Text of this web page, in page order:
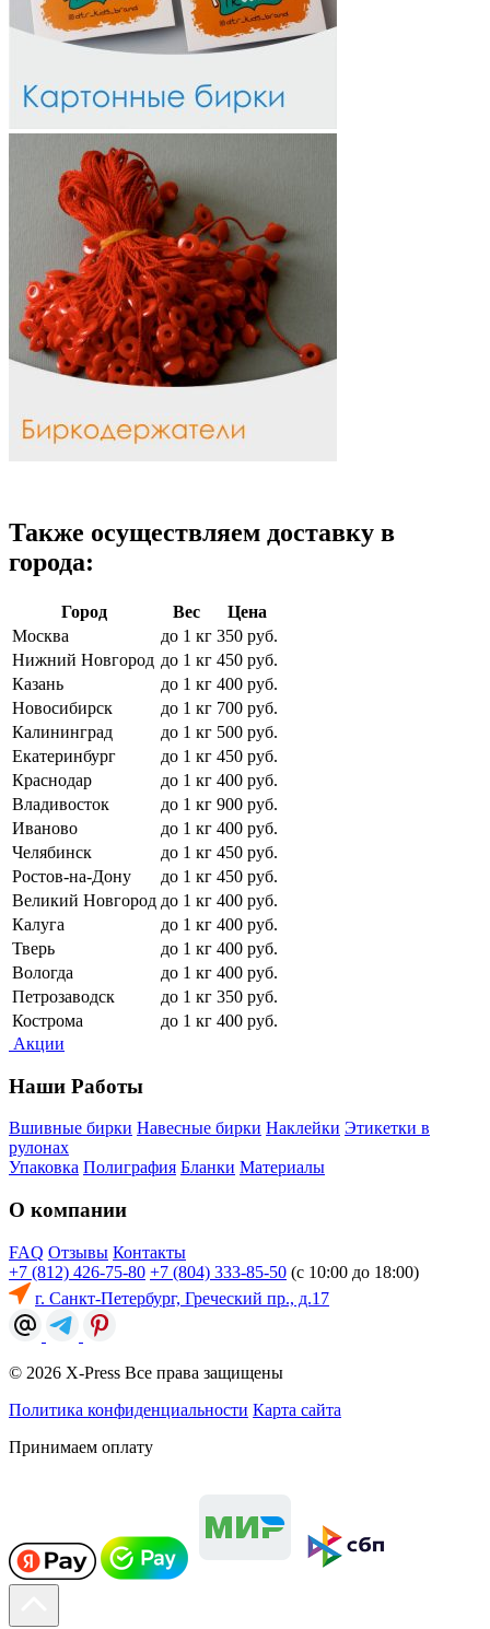
Также осуществляем доставку в
города:
Город Вес
Цена
Москва
до 1 кг 350 руб.
Нижний Новгород до 1 кг 450 руб.
Казань
до 1 кг 400 руб.
Новосибирск
до 1 кг 700 руб.
Калининград
до 1 кг 500 руб.
Екатеринбург
до 1 кг 450 руб.
Краснодар
до 1 кг 400 руб.
Владивосток
до 1 кг 900 руб.
Иваново
до 1 кг 400 руб.
Челябинск
до 1 кг 450 руб.
Ростов-на-Дону
до 1 кг 450 руб.
Великий Новгород до 1 кг 400 руб.
Калуга
до 1 кг 400 руб.
Тверь
до 1 кг 400 руб.
Вологда
до 1 кг 400 руб.
Петрозаводск
до 1 кг 350 руб.
Кострома
до 1 кг 400 руб.
Акции
Наши Работы
Вшивные бирки Навесные бирки Наклейки Этикетки в
рулонах
Упаковка Полиграфия Бланки Материалы
О компании
FAQ Отзывы Контакты
+7 (812) 426-75-80 +7 (804) 333-85-50 (с 10:00 до 18:00)
г. Санкт-Петербург, Греческий пр., д.17
© 2026 X-Press Все права защищены
Политика конфиденциальности Карта сайта
Принимаем оплату